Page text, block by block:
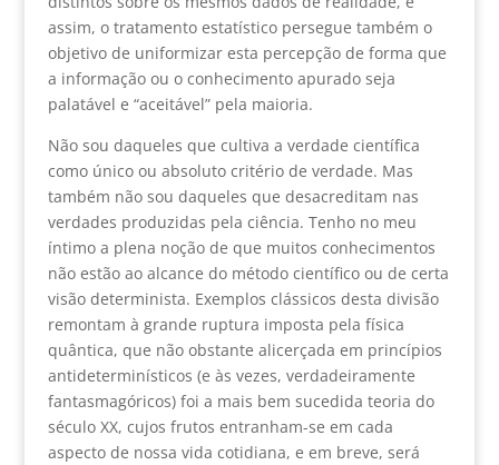
assim, o tratamento estatístico persegue também o
objetivo de uniformizar esta percepção de forma que
a informação ou o conhecimento apurado seja
palatável e “aceitável” pela maioria.
Não sou daqueles que cultiva a verdade científica
como único ou absoluto critério de verdade. Mas
também não sou daqueles que desacreditam nas
verdades produzidas pela ciência. Tenho no meu
íntimo a plena noção de que muitos conhecimentos
não estão ao alcance do método científico ou de certa
visão determinista. Exemplos clássicos desta divisão
remontam à grande ruptura imposta pela física
quântica, que não obstante alicerçada em princípios
antideterminísticos (e às vezes, verdadeiramente
fantasmagóricos) foi a mais bem sucedida teoria do
século XX, cujos frutos entranham-se em cada
aspecto de nossa vida cotidiana, e em breve, será